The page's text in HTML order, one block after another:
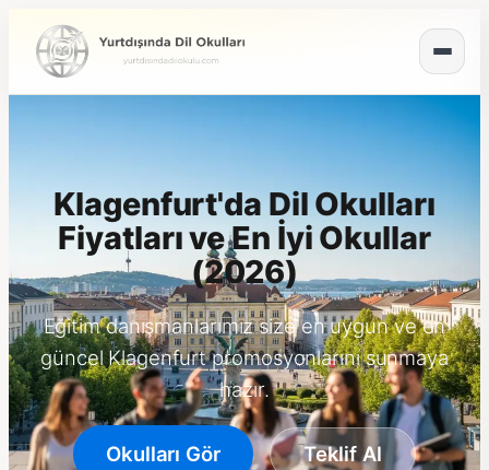
Klagenfurt'da Dil Okulları
Fiyatları ve En İyi Okullar
(2026)
Eğitim danışmanlarımız size en uygun ve en
güncel Klagenfurt promosyonlarını sunmaya
hazır.
Okulları Gör Teklif Al